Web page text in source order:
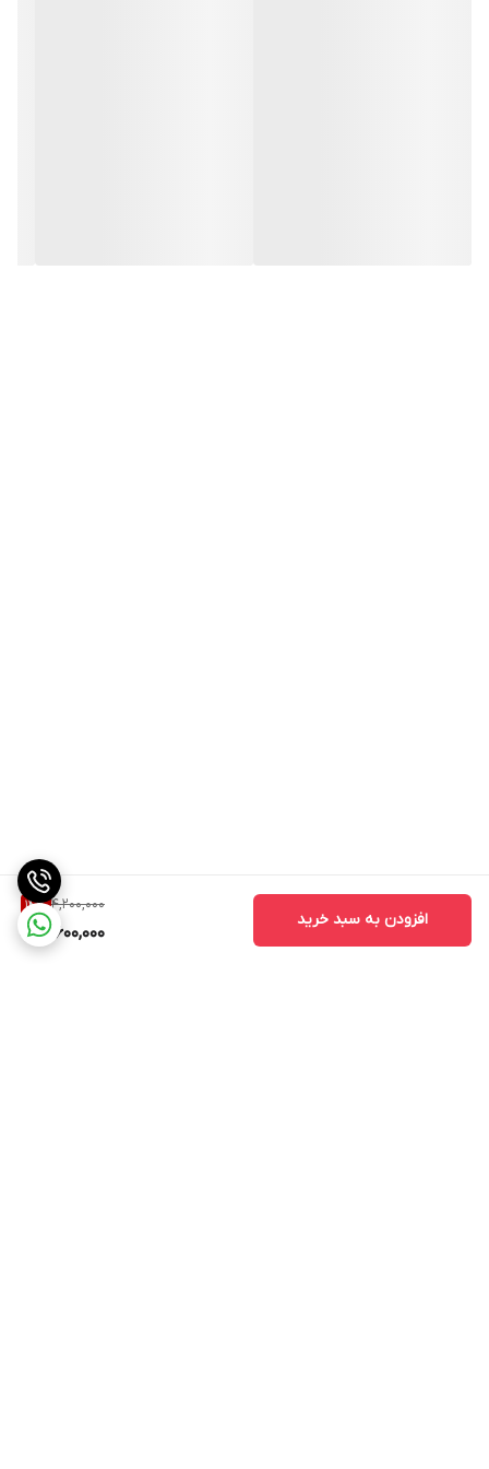
4,200,000
14%
3,600,000
افزودن به سبد خرید